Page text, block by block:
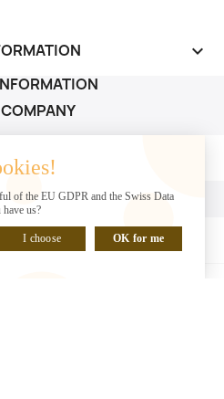
keyboard_arrow_down
ACCOUNT
of the EU GDPR and the Swiss Data
us?
I choose OK for me
WITH US